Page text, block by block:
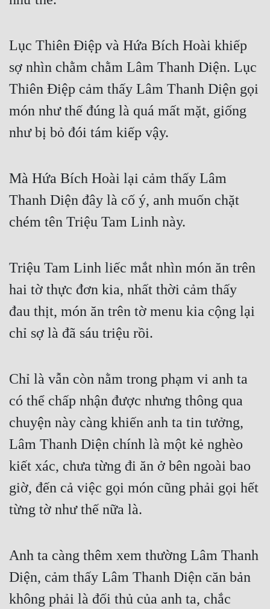
Lục Thiên Điệp và Hứa Bích Hoài khiếp
sợ nhìn chằm chằm Lâm Thanh Diện. Lục
Thiên Điệp cảm thấy Lâm Thanh Diện gọi
món như thế đúng là quá mất mặt, giống
như bị bỏ đói tám kiếp vậy.
Mà Hứa Bích Hoài lại cảm thấy Lâm
Thanh Diện đây là cố ý, anh muốn chặt
chém tên Triệu Tam Linh này.
Triệu Tam Linh liếc mắt nhìn món ăn trên
hai tờ thực đơn kia, nhất thời cảm thấy
đau thịt, món ăn trên tờ menu kia cộng lại
chỉ sợ là đã sáu triệu rồi.
Chỉ là vẫn còn nằm trong phạm vi anh ta
có thể chấp nhận được nhưng thông qua
chuyện này càng khiến anh ta tin tưởng,
Lâm Thanh Diện chính là một kẻ nghèo
kiết xác, chưa từng đi ăn ở bên ngoài bao
giờ, đến cả việc gọi món cũng phải gọi hết
từng tờ như thế nữa là.
Anh ta càng thêm xem thường Lâm Thanh
Diện, cảm thấy Lâm Thanh Diện căn bản
không phải là đối thủ của anh ta, chắc